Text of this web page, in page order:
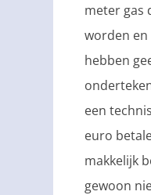
meter gas
worden en
hebben
een
euro
makkelijk
gewoon